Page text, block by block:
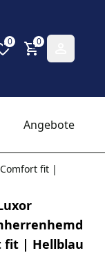
0 0
Angebote
fit |
fit | Hellblau